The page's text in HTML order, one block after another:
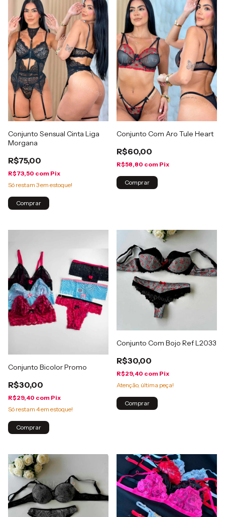
Conjunto Sensual Cinta Liga
Morgana
R$75,00
R$73,50 com Pix
Só restam 3em estoque!
Comprar
Conjunto Com Aro Tule Heart
R$60,00
R$58,80 com Pix
Comprar
Conjunto Bicolor Promo
R$30,00
R$29,40 com Pix
Só restam 4em estoque!
Comprar
Conjunto Com Bojo Ref L2033
R$30,00
R$29,40 com Pix
Atenção, última peça!
Comprar